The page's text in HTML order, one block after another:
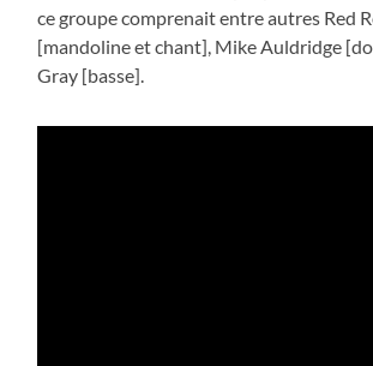
ce groupe comprenait entre autres Red
[mandoline et chant], Mike Auldridge
Gray [basse].